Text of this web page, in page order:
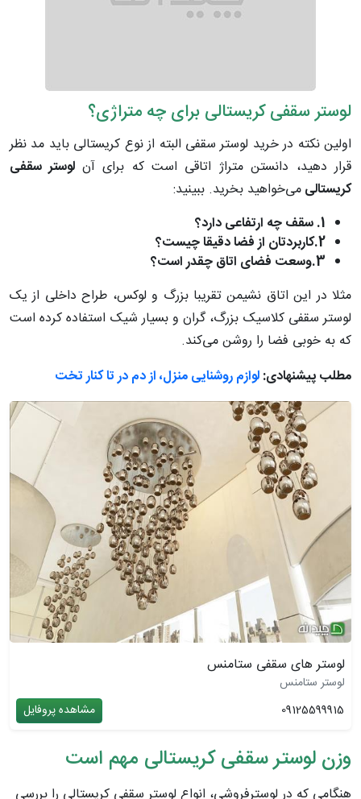
لوستر سقفی کریستالی برای چه متراژی؟
اولین نکته در خرید لوستر سقفی البته از نوع کریستالی باید مد نظر
قرار دهید، دانستن متراژ اتاقی است که برای آن لوستر سقفی
کریستالیمی‌خواهید بخرید. ببینید:
1. سقف چه ارتفاعی دارد؟
2.کاربردتان از فضا دقیقا چیست؟
3.وسعت فضای اتاق چقدر است؟
مثلا در این اتاق نشیمن تقریبا بزرگ و لوکس، طراح داخلی از یک
لوستر سقفی کلاسیک بزرگ، گران و بسیار شیک استفاده کرده است
که به خوبی فضا را روشن می‌کند.
مطلب پیشنهادی:لوازم روشنایی منزل، از دم در تا کنار تخت
لوستر های سقفی ستامنس
لوستر ستامنس
09125599915
مشاهده پروفایل
وزن لوستر سقفی کریستالی مهم است
هنگامی که در لوسترفروشی، انواع لوستر سقفی کریستالی را بررسی